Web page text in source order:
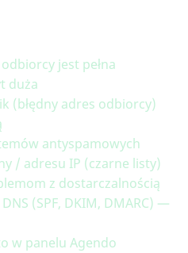
jest pełna
duża
(błędny adres odbiorcy)
antyspamowych
/ adresu IP (czarne listy)
z dostarczalnością
(SPF, DKIM, DMARC) —
w panelu Agendo